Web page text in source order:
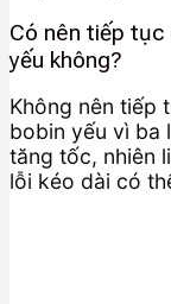
Có nên tiếp tục
yếu không?
Không nên tiếp
bobin yếu vì ba
tăng tốc, nhiên
lỗi kéo dài có